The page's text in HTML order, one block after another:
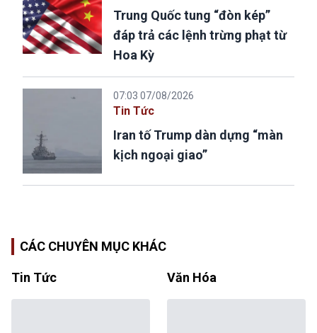
Trung Quốc tung “đòn kép”
đáp trả các lệnh trừng phạt từ
Hoa Kỳ
07:03 07/08/2026
Tin Tức
Iran tố Trump dàn dựng “màn
kịch ngoại giao”
CÁC CHUYÊN MỤC KHÁC
Tin Tức Văn Hóa